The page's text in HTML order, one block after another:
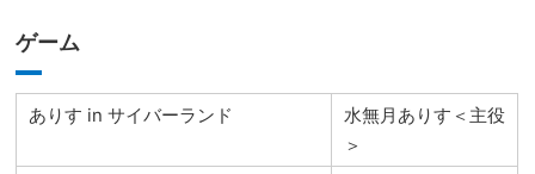
ゲーム
ありす in サイバーランド
水無月ありす＜主役
＞